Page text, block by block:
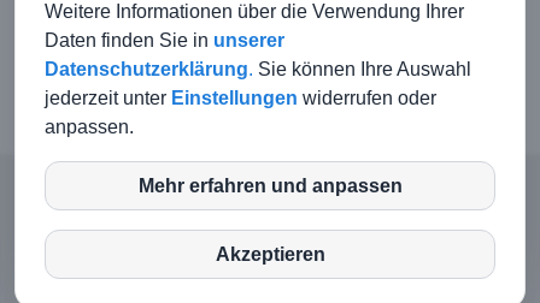
Haftungsausschluss
Login-Intern
Weitere Informationen über die Verwendung Ihrer
Daten finden Sie in unserer
Datenschutzerklärung. Sie können Ihre Auswahl
jederzeit unter Einstellungen widerrufen oder
anpassen.
inCMS
Mehr erfahren und anpassen
Akzeptieren